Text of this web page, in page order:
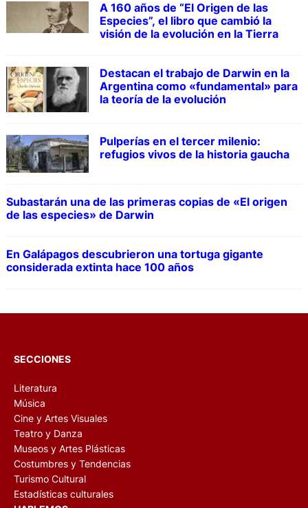
A 160 años de “El Origen de las
Especies”, el libro que cambió la
visión de la evolución en la Tierra
Destacan el trabajo de Darwin en la
Argentina como «fundamental» para
la teoría de la evolución
Pulperías en el tercer milenio:
refugios vivos de la historia gaucha
Subastarán una de las primeras copias de «El origen
de las especies» de Darwin
En Galápagos descubrieron una tortuga gigante
considerada extinta hace 100 años
SECCIONES
Literatura
Música
Cine y Artes Visuales
Teatro y Danza
Museos y Artes Plásticas
Costumbres y Tendencias
Turismo Cultural
Estadísticas culturales